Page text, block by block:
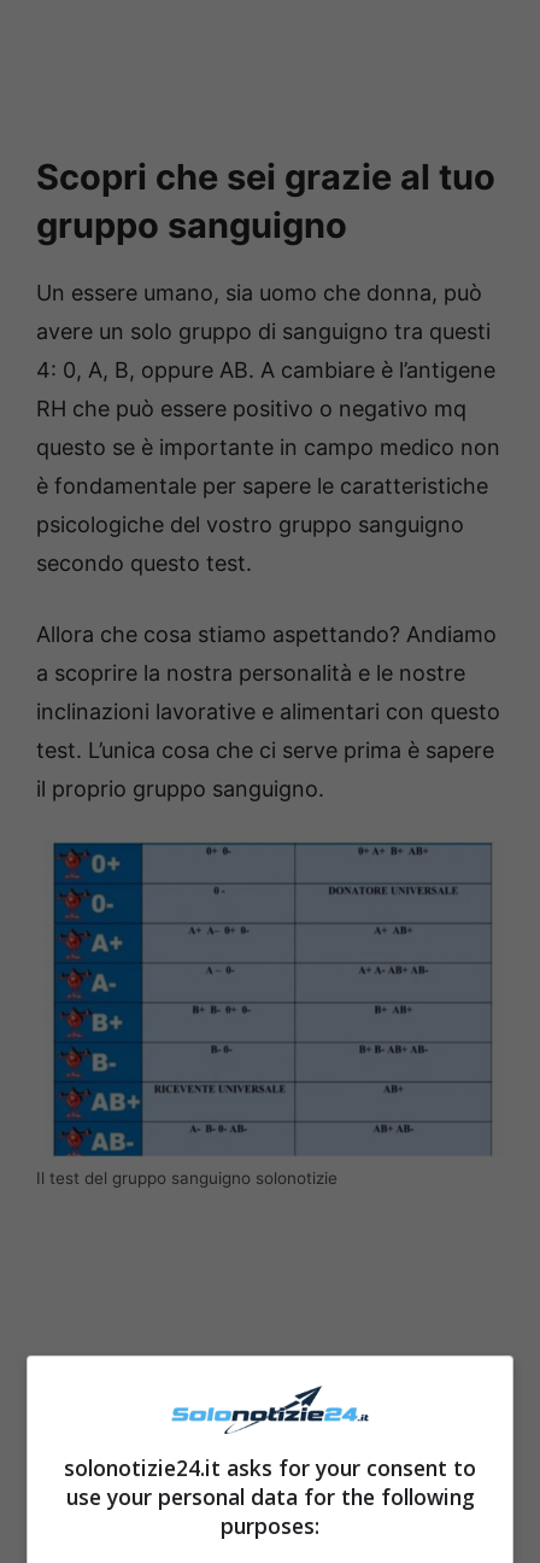
Scopri che sei grazie al tuo
gruppo sanguigno
Un essere umano, sia uomo che donna, può
avere un solo gruppo di sanguigno tra questi
4: 0, A, B, oppure AB. A cambiare è l’antigene
RH che può essere positivo o negativo mq
questo se è importante in campo medico non
è fondamentale per sapere le caratteristiche
psicologiche del vostro gruppo sanguigno
secondo questo test.
Allora che cosa stiamo aspettando? Andiamo
a scoprire la nostra personalità e le nostre
inclinazioni lavorative e alimentari con questo
test. L’unica cosa che ci serve prima è sapere
il proprio gruppo sanguigno.
Il test del gruppo sanguigno solonotizie
solonotizie24.it asks for your consent to
use your personal data for the following
purposes: